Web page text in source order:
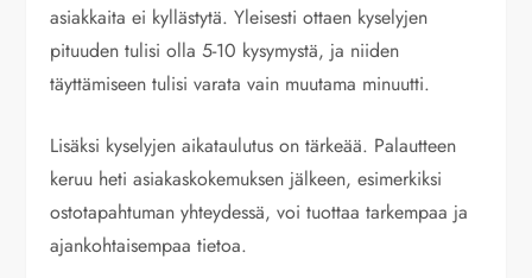
asiakkaita ei kyllästytä. Yleisesti ottaen kyselyjen
pituuden tulisi olla 5-10 kysymystä, ja niiden
täyttämiseen tulisi varata vain muutama minuutti.
Lisäksi kyselyjen aikataulutus on tärkeää. Palautteen
keruu heti asiakaskokemuksen jälkeen, esimerkiksi
ostotapahtuman yhteydessä, voi tuottaa tarkempaa ja
ajankohtaisempaa tietoa.